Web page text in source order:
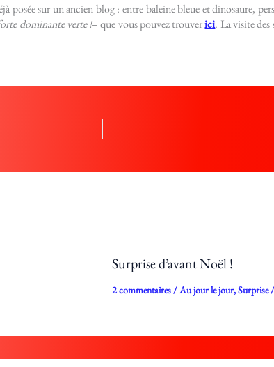
posée sur un ancien blog : entre baleine bleue et dinosaure,
dominante verte !– que vous pouvez trouverici. La visite des
Surprise d’avant Noël !
2 commentaires/Au jour le jour,Surprise/